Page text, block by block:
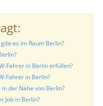
es im Raum Berlin?
Fahrer in Berlin erfüllen?
Fahrer in Berlin?
der Nähe von Berlin?
Job in Berlin?